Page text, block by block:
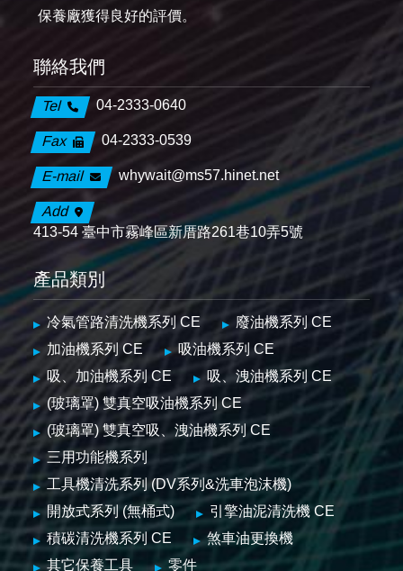
保養廠獲得良好的評價。
聯絡我們
Tel 04-2333-0640
Fax 04-2333-0539
E-mail whywait@ms57.hinet.net
Add
413-54 臺中市霧峰區新厝路261巷10弄5號
產品類別
冷氣管路清洗機系列 CE
廢油機系列 CE
加油機系列 CE
吸油機系列 CE
吸、加油機系列 CE
吸、洩油機系列 CE
(玻璃罩) 雙真空吸油機系列 CE
(玻璃罩) 雙真空吸、洩油機系列 CE
三用功能機系列
工具機清洗系列 (DV系列&洗車泡沫機)
開放式系列 (無桶式)
引擎油泥清洗機 CE
積碳清洗機系列 CE
煞車油更換機
其它保養工具
零件